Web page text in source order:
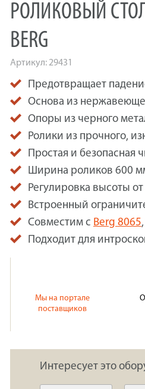
РОЛИКОВЫЙ
BERG
Артикул:29431
Предотвращает
Основа из
Опоры из черного
Ролики из прочного,
Простая и безопасная
Ширина роликов 600
Регулировка высоты
Встроенный
Совместим с Berg 8065,
Подходит для
Мы на портале
поставщиков
Интересует это